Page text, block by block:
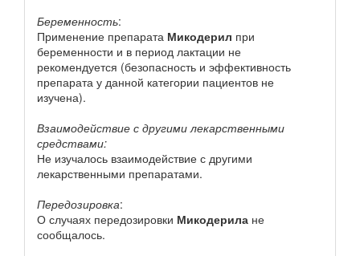
Беременность:
Применение препарата Микодерил при
беременности и в период лактации не
рекомендуется (безопасность и эффективность
препарата у данной категории пациентов не
изучена).
Взаимодействие с другими лекарственными
средствами:
Не изучалось взаимодействие с другими
лекарственными препаратами.
Передозировка:
О случаях передозировки Микодерила не
сообщалось.